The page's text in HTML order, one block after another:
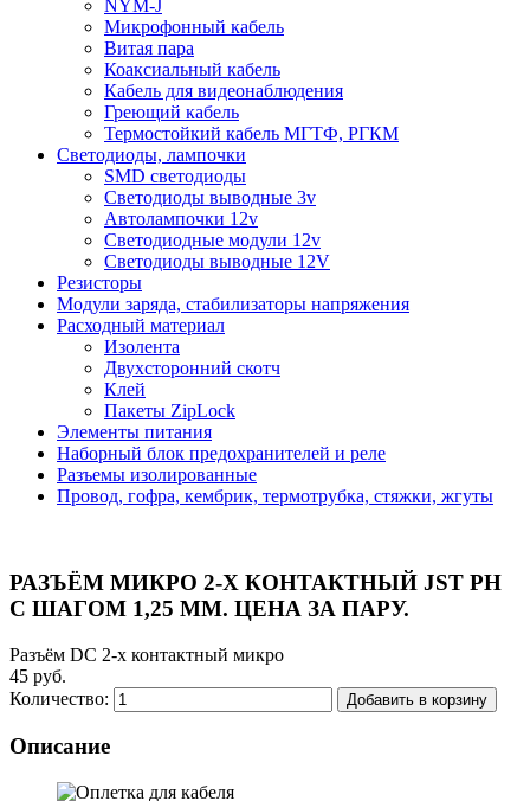
NYM-J
Микрофонный кабель
Витая пара
Коаксиальный кабель
Кабель для видеонаблюдения
Греющий кабель
Термостойкий кабель МГТФ, РГКМ
Светодиоды, лампочки
SMD светодиоды
Светодиоды выводные 3v
Автолампочки 12v
Светодиодные модули 12v
Светодиоды выводные 12V
Резисторы
Модули заряда, стабилизаторы напряжения
Расходный материал
Изолента
Двухсторонний скотч
Клей
Пакеты ZipLock
Элементы питания
Наборный блок предохранителей и реле
Разъемы изолированные
Провод, гофра, кембрик, термотрубка, стяжки, жгуты
РАЗЪЁМ МИКРО 2-Х КОНТАКТНЫЙ JST PH
С ШАГОМ 1,25 ММ. ЦЕНА ЗА ПАРУ.
Разъём DC 2-х контактный микро
45 руб.
Количество:
Добавить в корзину
Описание